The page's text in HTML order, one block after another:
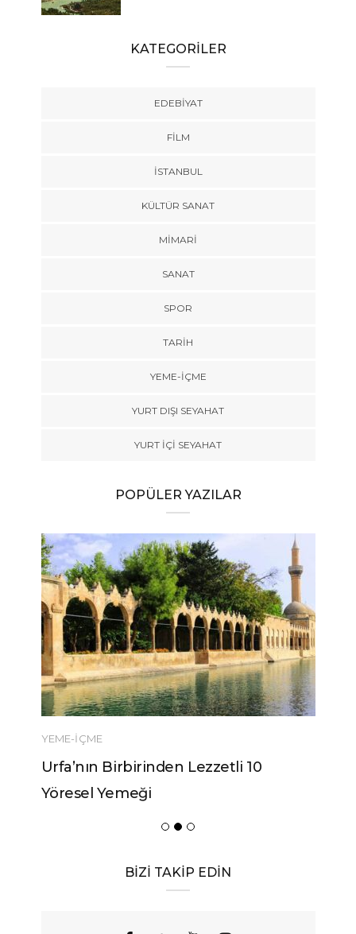
KATEGORİLER
EDEBIYAT
FILM
İSTANBUL
KÜLTÜR SANAT
MIMARI
SANAT
SPOR
TARİH
YEME-İÇME
YURT DIŞI SEYAHAT
YURT İÇİ SEYAHAT
POPÜLER YAZILAR
YEME-İÇME
Urfa’nın Birbirinden Lezzetli 10
Yöresel Yemeği
BİZİ TAKİP EDİN